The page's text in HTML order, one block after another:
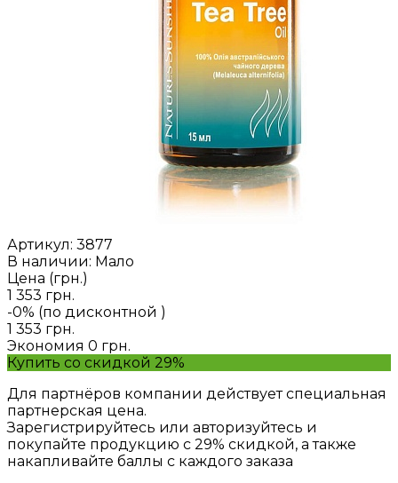
Артикул: 3877
В наличии: Мало
Цена (грн.)
1 353 грн.
-0% (по дисконтной )
1 353 грн.
Экономия 0 грн.
Купить со скидкой 29%
Для партнёров компании действует специальная
партнерская цена.
Зарегистрируйтесь или авторизуйтесь и
покупайте продукцию с 29% скидкой, а также
накапливайте баллы с каждого заказа